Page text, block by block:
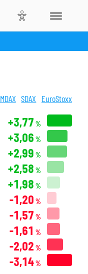
MDAX SDAX EuroStoxx
+3,77 %
+3,06 %
+2,99 %
+2,58 %
+1,98 %
-1,20 %
-1,57 %
-1,61 %
-2,02 %
-3,14%